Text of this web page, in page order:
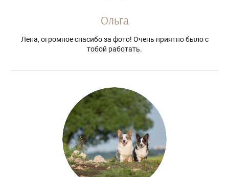
Ольга
Лена, огромное спасибо за фото! Очень приятно было с
тобой работать.